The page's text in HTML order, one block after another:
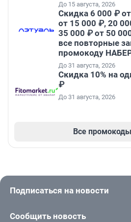
До 15 августа, 2026
Скидка 6 000 ₽
от 15 000 ₽, 20
35 000 ₽ от 50
все повторные
промокоду
До 31 августа, 2026
Скидка 10% на
₽
До 31 августа, 2026
Все промокоды
Подписаться на новости
Сообщить новость